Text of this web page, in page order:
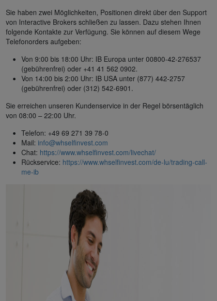
Sie haben zwei Möglichkeiten, Positionen direkt über den Support
von Interactive Brokers schließen zu lassen. Dazu stehen Ihnen
folgende Kontakte zur Verfügung. Sie können auf diesem Wege
Telefonorders aufgeben:
Von 9:00 bis 18:00 Uhr: IB Europa unter 00800-42-276537
(gebührenfrei) oder +41 41 562 0902.
Von 14:00 bis 2:00 Uhr: IB USA unter (877) 442-2757
(gebührenfrei) oder (312) 542-6901.
Sie erreichen unseren Kundenservice in der Regel börsentäglich
von 08:00 – 22:00 Uhr.
Telefon: +49 69 271 39 78-0
Mail: info@whselfinvest.com
Chat: https://www.whselfinvest.com/livechat/
Rückservice: https://www.whselfinvest.com/de-lu/trading-call-
me-ib